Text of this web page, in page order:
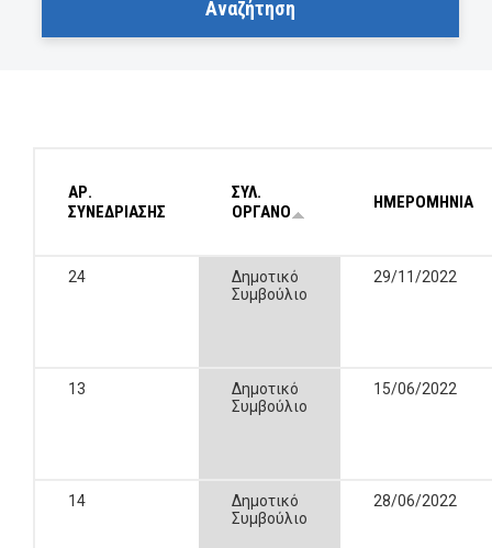
ΑΡ.
ΣΥΝΕΔΡΙΑΣΗΣ
ΣΥΛ.
ΟΡΓΑΝΟ
ΗΜΕΡΟΜΗΝΙΑ
24
Δημοτικό
Συμβούλιο
29/11/2022
13
Δημοτικό
Συμβούλιο
15/06/2022
14
Δημοτικό
Συμβούλιο
28/06/2022